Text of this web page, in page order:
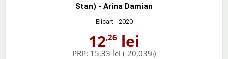
Stan) - Arina Damian
Elicart- 2020
12,26 lei
PRP: 15,33 lei (-20,03%)